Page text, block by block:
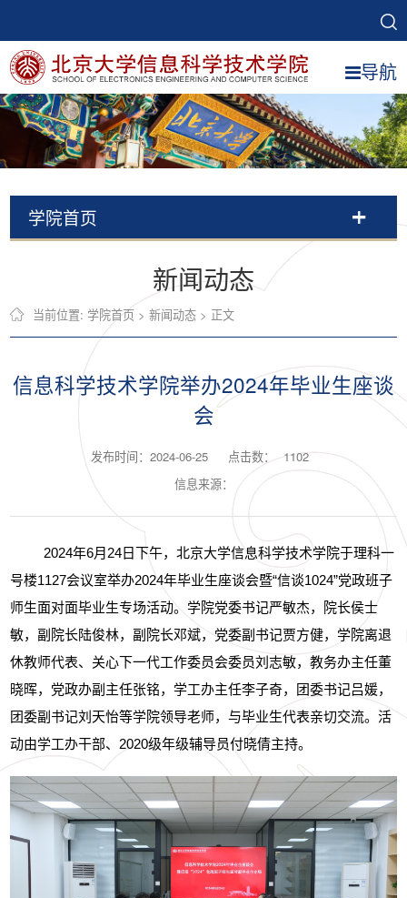
导航
学院首页
新闻动态
当前位置:学院首页 >新闻动态 > 正文
信息科学技术学院举办2024年毕业生座谈
会
发布时间：2024-06-25 点击数： 1102
信息来源：
2024年6月 24日下午，北京大学信息科学技术学院于理科一
号楼1127会议室举办2024年毕业生座谈会暨“信谈1024”党政班子
师生面对面毕业生专场活动。学院党委书记严敏杰，
院长侯士
敏，副院长陆俊林，副院长邓斌，党委副书记贾方健，学院离退
休教师代表、关心下一代工作委员会委员刘志敏，教务办主任董
晓晖，党政办副主任张铭，学工办主任李子奇，团委书记吕媛，
团委副书记刘天怡等学院领导老师，与毕业生代表亲切交流。活
动由学工办干部、 2020级年级辅导员付晓倩主持。